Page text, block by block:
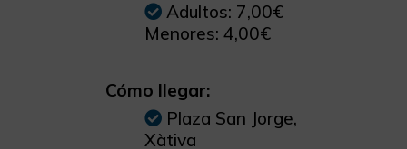
Adultos: 7,00€
Menores: 4,00€
Cómo llegar:
Plaza San Jorge,
Xàtiva